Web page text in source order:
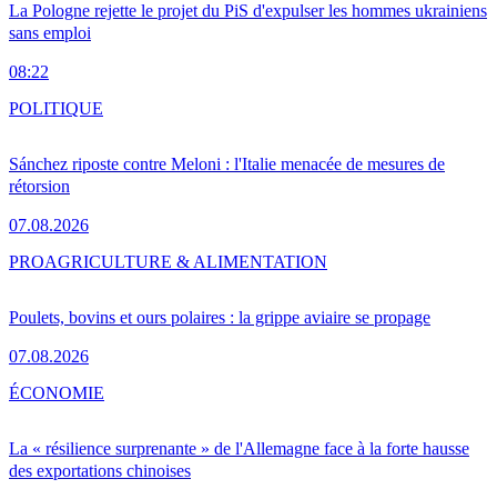
La Pologne rejette le projet du PiS d'expulser les hommes ukrainiens
sans emploi
08:22
Sánchez riposte contre Meloni : l'Italie menacée de mesures de
rétorsion
07.08.2026
POLITIQUE
Poulets, bovins et ours polaires : la grippe aviaire se propage
07.08.2026
PROAGRICULTURE & ALIMENTATION
La « résilience surprenante » de l'Allemagne face à la forte hausse
des exportations chinoises
ÉCONOMIE